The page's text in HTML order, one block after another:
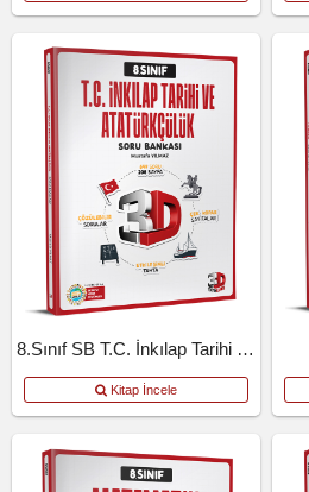
8.Sınıf SB T.C. İnkılap Tarihi Ve Atatürkçülük
Kitap İncele